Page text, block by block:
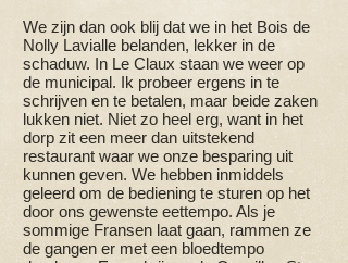
We zijn dan ook blij dat we in het Bois de
Nolly Lavialle belanden, lekker in de
schaduw. In Le Claux staan we weer op
de municipal. Ik probeer ergens in te
schrijven en te betalen, maar beide zaken
lukken niet. Niet zo heel erg, want in het
dorp zit een meer dan uitstekend
restaurant waar we onze besparing uit
kunnen geven. We hebben inmiddels
geleerd om de bediening te sturen op het
door ons gewenste eettempo. Als je
sommige Fransen laat gaan, rammen ze
de gangen er met een bloedtempo